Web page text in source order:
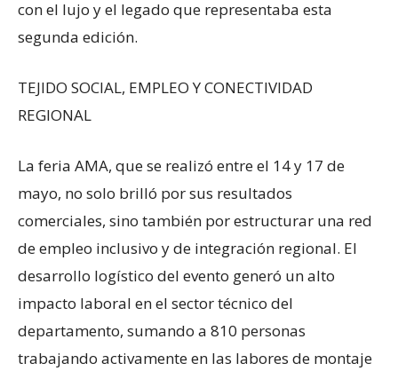
con el lujo y el legado que representaba esta
segunda edición.
TEJIDO SOCIAL, EMPLEO Y CONECTIVIDAD
REGIONAL
La feria AMA, que se realizó entre el 14 y 17 de
mayo, no solo brilló por sus resultados
comerciales, sino también por estructurar una red
de empleo inclusivo y de integración regional. El
desarrollo logístico del evento generó un alto
impacto laboral en el sector técnico del
departamento, sumando a 810 personas
trabajando activamente en las labores de montaje